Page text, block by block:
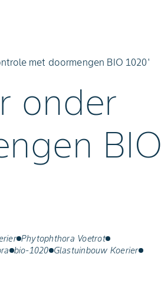
met doormengen BIO 1020'
onder
BIO
Phytophthora Voetrot
bio-1020 Glastuinbouw Koerier